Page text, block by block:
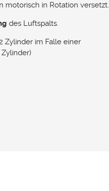
motorisch in Rotation versetzt.
des Luftspalts.
Zylinder im Falle einer